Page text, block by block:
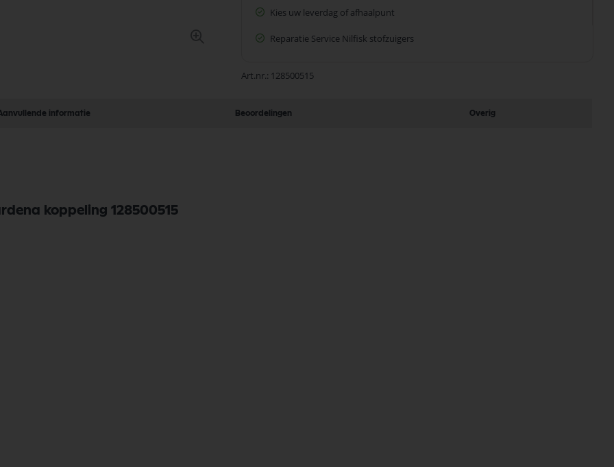
Kies uw leverdag of afhaalpunt
Reparatie Service Nilfisk stofzuigers
Art.nr. 128500515
informatie Beoordelingen Overig
koppeling 128500515